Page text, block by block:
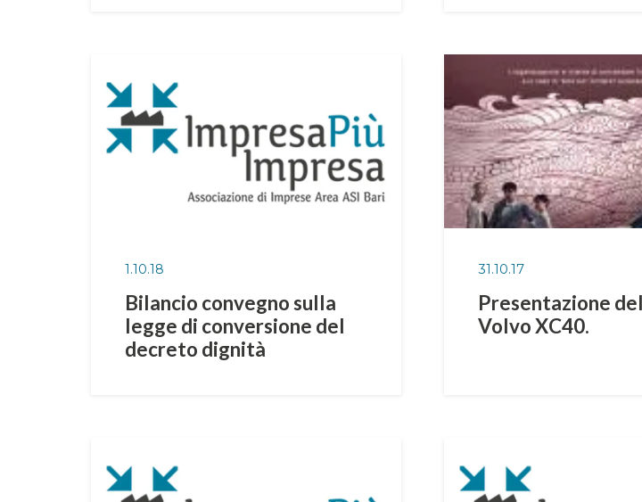
1.10.18
Bilancio convegno sulla
legge di conversione del
decreto dignità
31.10.17
Presentazione
Volvo XC40.